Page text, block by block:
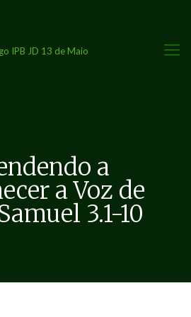
a
a Voz de
3.1-10